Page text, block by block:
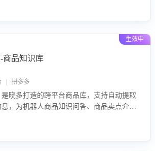
生效中
商品知识库
| 拼多多
晓多打造的跨平台商品库，支持自动提取
，为机器人商品知识问答、商品卖点介绍